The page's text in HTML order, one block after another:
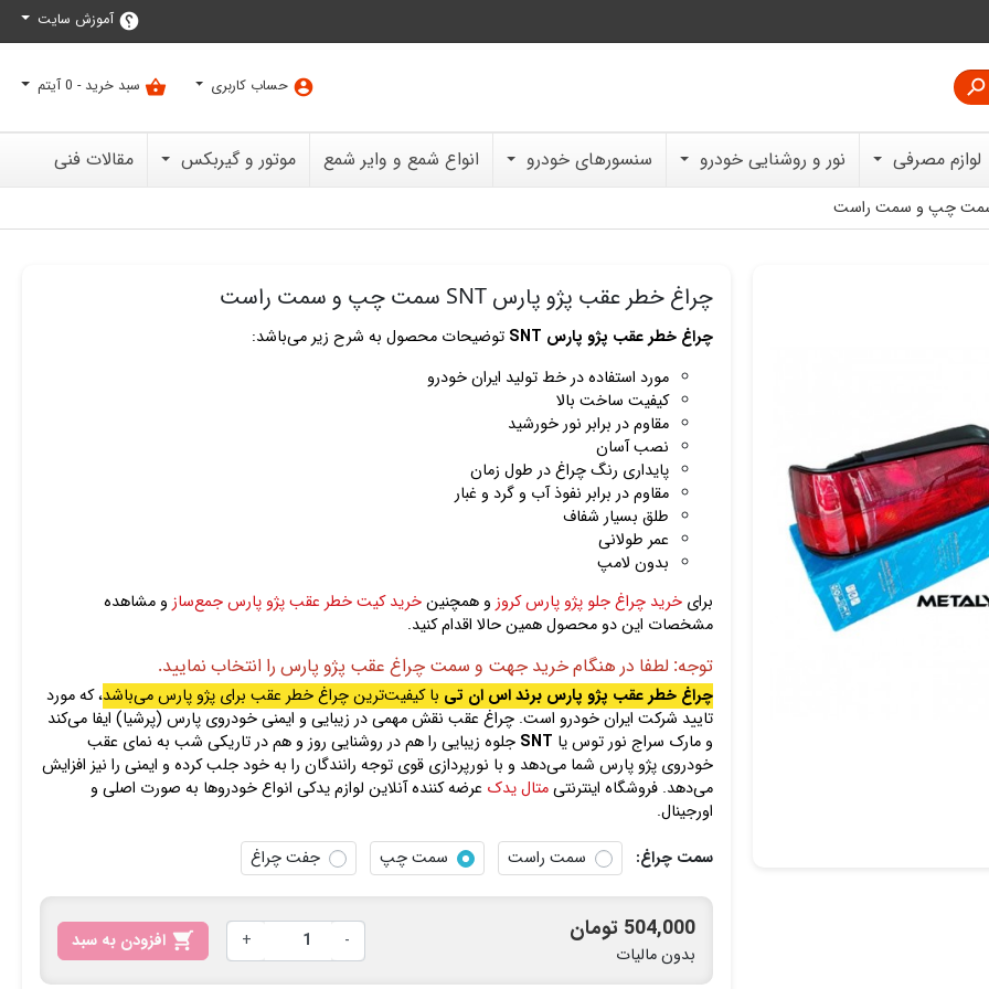
help آموزش سایت

account_circle حساب کاربری shopping_basket سبد خرید - 0 آیتم
لوازم مصرفی نور و روشنایی خودرو سنسورهای خودرو انواع شمع و وایر شمع موتور و گیربکس مقالات فنی
چراغ خطر عقب پژو پارس SNT سمت چپ و سمت راست
چراغ خطر عقب پژو پارس SNT
توضیحات محصول به شرح زیر می‌باشد:
مورد استفاده در خط تولید ایران خودرو
کیفیت ساخت بالا
مقاوم در برابر نور خورشید
نصب آسان
پایداری رنگ چراغ در طول زمان
مقاوم در برابر نفوذ آب و گرد و غبار
طلق بسیار شفاف
عمر طولانی
بدون لامپ
برای خرید چراغ جلو پژو پارس کروز و همچنینخرید کیت خطر عقب پژو پارس جمع‌ساز و مشاهده
مشخصات این دو محصول همین حالا اقدام کنید.
توجه: لطفا در هنگام خرید جهت و سمت چراغ عقب پژو پارس را انتخاب نمایید.
چراغ خطر عقب پژو پارس برند اس ان تی با کیفیت‌ترین چراغ‌ خطر‌ عقب برای پژو پارس می‌باشد، که مورد
تایید شرکت ایران خودرو است. چراغ عقب نقش مهمی در زیبایی و ایمنی خودروی پارس (پرشیا) ایفا می‌کند
و مارک سراج نور توس یا SNT جلوه زیبایی را هم در روشنایی روز و هم در تاریکی شب به نمای عقب
خودروی پژو پارس شما می‌دهد و با نورپردازی قوی توجه رانندگان را به خود جلب کرده و ایمنی را نیز افزایش
می‌دهد. فروشگاه اینترنتیمتال یدک عرضه کننده آنلاین لوازم یدکی انواع خودروها به صورت اصلی و
اورجینال.
سمت چراغ:
سمت راست سمت چپ جفت چراغ
504,000 تومان
بدون مالیات
-
+
